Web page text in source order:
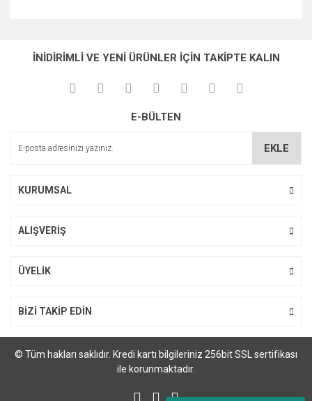
Yorum Yaz
kullanarak tarafımıza iletebilirsiniz.
Görüş ve önerileriniz için teşekkür ederiz.
Ürün açıklamasında eksik bilgiler bulunuyor.
İNİDİRİMLİ VE YENİ ÜRÜNLER İÇİN TAKİPTE KALIN
E-BÜLTEN
EKLE
KURUMSAL
ALIŞVERİŞ
ÜYELİK
BİZİ TAKİP EDİN
© Tüm hakları saklıdır. Kredi kartı bilgileriniz 256bit SSL sertifikası
ile korunmaktadır.